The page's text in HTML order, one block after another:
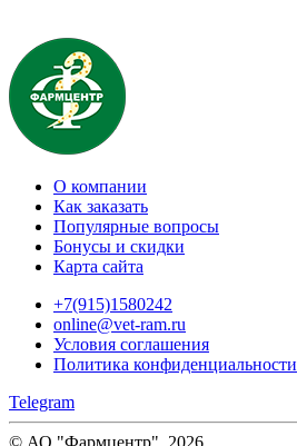
О компании
Как заказать
Популярные вопросы
Бонусы и скидки
Карта сайта
+7(915)1580242
online@vet-ram.ru
Условия соглашения
Политика конфиденциальности
Telegram